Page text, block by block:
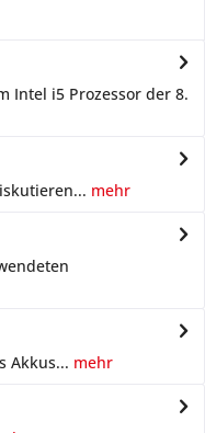
Intel i5 Prozessor der 8.
mehr
Akkus... mehr